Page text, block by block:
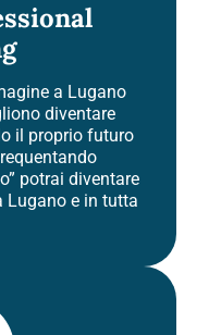
a Lugano
diventare
il proprio futuro
potrai diventare
Lugano e in tutta